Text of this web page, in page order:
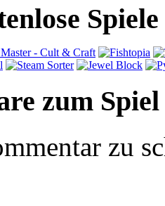
zum Spiel
zu